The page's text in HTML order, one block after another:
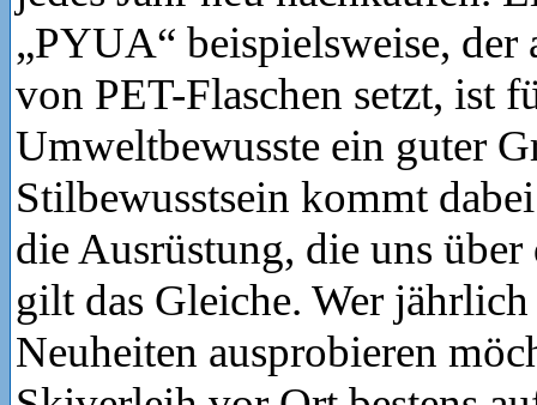
„PYUA“ beispielsweise, der
von PET-Flaschen setzt, ist
Umweltbewusste ein guter
Stilbewusstsein kommt
die Ausrüstung, die uns
gilt das Gleiche. Wer jährlich
Neuheiten ausprobieren